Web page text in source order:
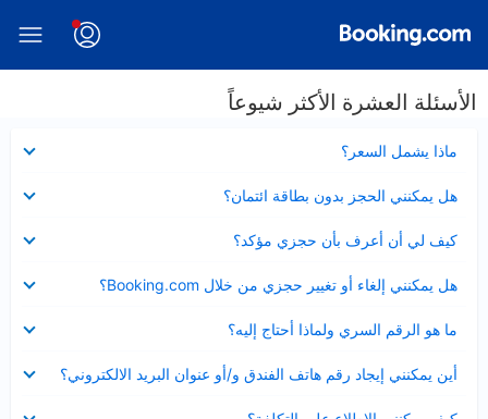
الأسئلة العشرة الأكثر شيوعاً
ماذا يشمل السعر؟
مصغر
هل يمكنني الحجز بدون بطاقة ائتمان؟
مصغر
كيف لي أن أعرف بأن حجزي مؤكد؟
مصغر
هل يمكنني إلغاء أو تغيير حجزي من خلال Booking.com؟
مصغر
ما هو الرقم السري ولماذا أحتاج إليه؟
مصغر
أين يمكنني إيجاد رقم هاتف الفندق و/أو عنوان البريد الالكتروني؟
عرض
مصغر